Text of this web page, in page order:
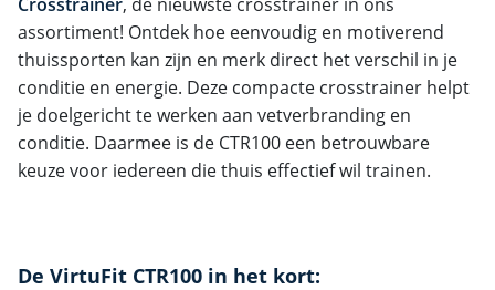
assortiment! Ontdek hoe eenvoudig en motiverend
thuissporten kan zijn en merk direct het verschil in je
conditie en energie. Deze compacte crosstrainer helpt
je doelgericht te werken aan vetverbranding en
conditie. Daarmee is de CTR100 een betrouwbare
keuze voor iedereen die thuis effectief wil trainen.
De VirtuFit CTR100 in het kort: